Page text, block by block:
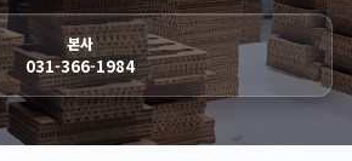
본사
031-366-1984